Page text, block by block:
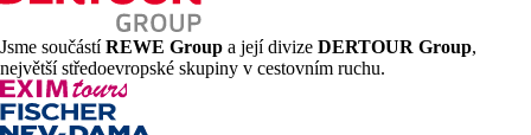
Jsme součástíREWE Group a její divize DERTOUR Group,
největší středoevropské skupiny v cestovním ruchu.